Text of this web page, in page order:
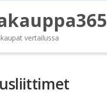
vertailussa